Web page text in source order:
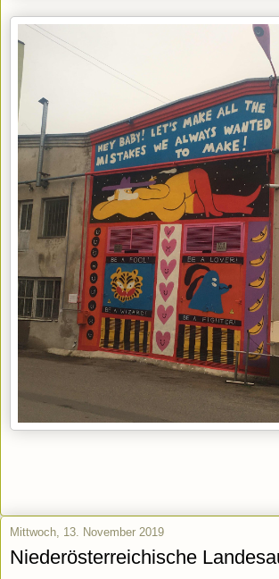
Mittwoch, 13. November 2019
Niederösterreichische